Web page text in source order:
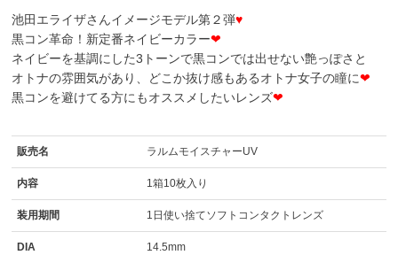
池田エライザさんイメージモデル第２弾♥
黒コン革命！新定番ネイビーカラー❤
ネイビーを基調にした3トーンで黒コンでは出せない艶っぽさと
オトナの雰囲気があり、どこか抜け感もあるオトナ女子の瞳に❤
黒コンを避けてる方にもオススメしたいレンズ❤
販売名 ラルムモイスチャーUV
内容 1箱10枚入り
装用期間 1日使い捨てソフトコンタクトレンズ
DIA 14.5mm